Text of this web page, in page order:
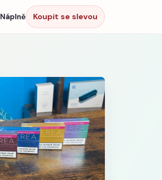
Náplně Koupit se slevou